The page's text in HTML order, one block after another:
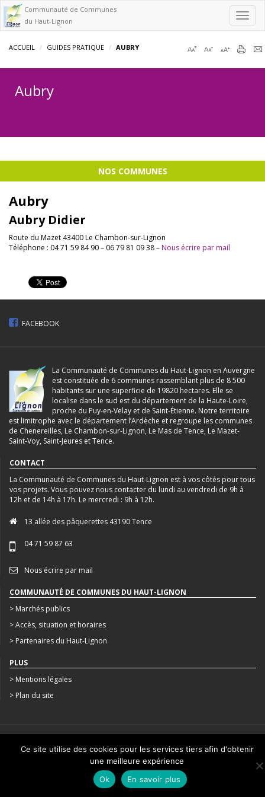
Communauté de Communes
du Haut-Lignon
ACCUEIL GUIDES PRATIQUE AUBRY
Aubry
NOS COMMUNES
Aubry
Aubry Didier
Route du Mazet 43400 Le Chambon-sur-Lignon
Téléphone : 04 71 59 84 90 – 06 79 81 09 38 – Nous écrire par mail
FACEBOOK
La Communauté de Communes du Haut-Lignon en Auvergne
est constituée de 6 communes rassemblant plus de 8 500
habitants sur une superficie de 19820 hectares. Elle se
localise dans le sud est du département de la Haute-Loire,
proche du Puy-en-Velay et de Saint-Étienne. Notre territoire
est limitrophe avec le département l’Ardèche et regroupe les communes
de Chenereilles, Le Chambon-sur-Lignon, Le Mas de Tence, Le Mazet-
Saint-Voy, Saint-Jeures et Tence.
CONTACT
La Communauté de Communes du Haut-Lignon est à vos côtés pour tous
vos projets. Vous pouvez nous contacter du lundi au vendredi de 9h à
12h et de 14h à 17h. Le mercredi : 9h à 12h.
13 allée des pâquerettes 43190 Tence
04 71 59 87 63
Nous écrire par mail
COMMUNAUTÉ DE COMMUNES DU HAUT-LIGNON
> Marchés publics
> Accès, situation et horaires
> Partenaires du Haut-Lignon
PLUS
> Mentions légales
> Plan du site
CRÉATION : AGENCE STUDIO N°3
Ce site utilise des cookies pour les services tiers afin d'obtenir
une meilleure expérience
Ok
En savoir plus